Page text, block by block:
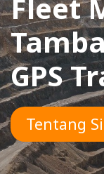
Fleet
GPS
Tentang